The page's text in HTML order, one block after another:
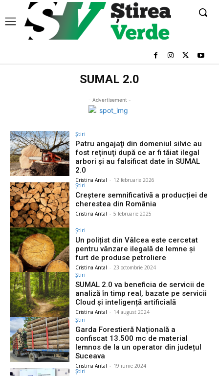
SUMAL 2.0
- Advertisement -
Știri
Patru angajaţi din domeniul silvic au
fost reţinuţi după ce ar fi tăiat ilegal
arbori şi au falsificat date în SUMAL
2.0
Cristina Antal - 12 februarie 2026
Știri
Creștere semnificativă a producției de
cherestea din România
Cristina Antal - 5 februarie 2025
Știri
Un polițist din Vâlcea este cercetat
pentru vânzare ilegală de lemne și
furt de produse petroliere
Cristina Antal - 23 octombrie 2024
Știri
SUMAL 2.0 va beneficia de servicii de
analiză în timp real, bazate pe servicii
Cloud și inteligență artificială
Cristina Antal - 14 august 2024
Știri
Garda Forestieră Națională a
confiscat 13.500 mc de material
lemnos de la un operator din județul
Suceava
Cristina Antal - 19 iunie 2024
Știri